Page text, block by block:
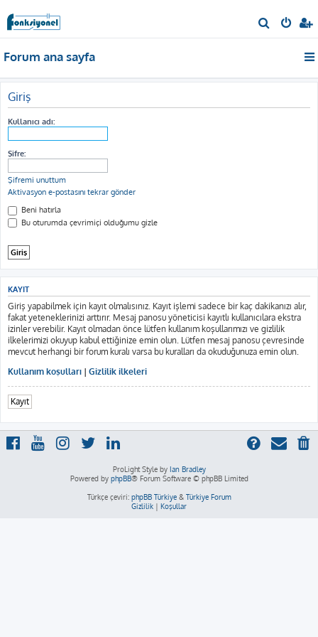
r
Forum ana sayfa
Giriş
Kullanıcı adı:
Şifre:
Şifremi unuttum
Aktivasyon e-postasını tekrar gönder
Beni hatırla
Bu oturumda çevrimiçi olduğumu gizle
KAYIT
Giriş yapabilmek için kayıt olmalısınız. Kayıt işlemi sadece bir kaç dakikanızı alır,
fakat yeteneklerinizi arttırır. Mesaj panosu yöneticisi kayıtlı kullanıcılara ekstra
izinler verebilir. Kayıt olmadan önce lütfen kullanım koşullarımızı ve gizlilik
ilkelerimizi okuyup kabul ettiğinize emin olun. Lütfen mesaj panosu çevresinde
mevcut herhangi bir forum kuralı varsa bu kuralları da okuduğunuza emin olun.
Kullanım koşulları | Gizlilik ilkeleri
Kayıt
ProLight Style by Ian Bradley
Powered by phpBB® Forum Software © phpBB Limited
Türkçe çeviri: phpBB Türkiye& Türkiye Forum
Gizlilik | Koşullar